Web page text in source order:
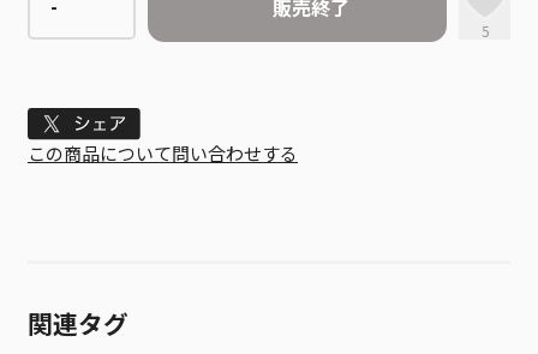
販売終了
5
Tweet
この商品について問い合わせする
関連タグ